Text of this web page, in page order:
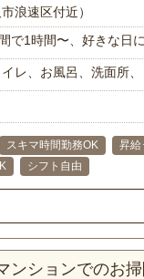
浪速区付近）
で1時間〜、好きな日
レ、お風呂、洗面所
スキマ時間勤務OK 昇給
シフト自由
ションでのお